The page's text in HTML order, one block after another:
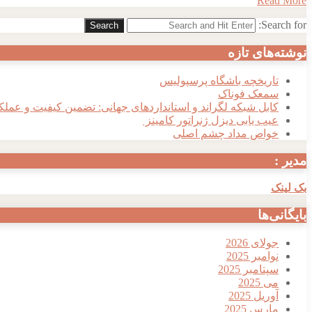
Search for:
Search
نوشته‌های تازه
تاریخچه باشگاه پرسپولیس
سمعک فوناک
کابل شبکه لگراند و استانداردهای جهانی: تضمین کیفیت و
عیب یابی دیزل ژنراتور کامینز
خواص مداد چشم اصلی
مدیر :
بک لینک
بایگانی‌ها
جولای 2026
نوامبر 2025
سپتامبر 2025
می 2025
آوریل 2025
مارس 2025